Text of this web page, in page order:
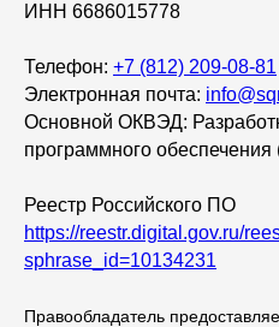
ИНН 6686015778
Телефон: +7 (812) 209-08-81
Электронная почта:
Основной ОКВЭД:
программного обеспечения
Реестр Российского ПО
https://reestr.digital.gov.ru/
sphrase_id=10134231
Правообладатель
Заполните форму,
о платформе
Наш менеджер свяжется с вами в
течение нескольких минут и ответит
все вопросы